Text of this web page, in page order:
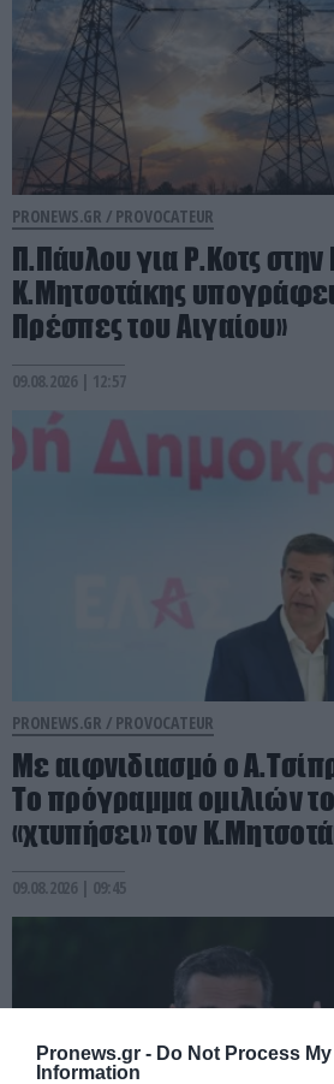
Pronews.gr - Do Not Process
Information
PRONEWS.GR / PROVOCATEUR
Π.Πάυλου για Ρ.Κοτς στην
Κ.Μητσοτάκης
Πρέσπες του Αιγαίου»
09.08.2026 | 12:57
PRONEWS.GR / PROVOCATEUR
Με αιφνιδιασμό ο
Το πρόγραμμα ομιλιών
«χτυπήσει» τον
09.08.2026 | 09:45